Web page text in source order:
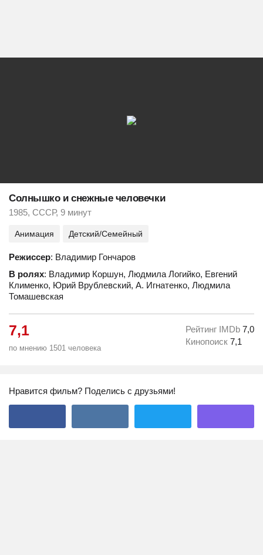
Солнышко и снежные человечки
1985, СССР, 9 минут
Анимация Детский/Семейный
Режиссер: Владимир Гончаров
В ролях: Владимир Коршун, Людмила Логийко, Евгений
Клименко, Юрий Врублевский, А. Игнатенко, Людмила
Томашевская
7,1
по мнению 1501 человека
Рейтинг IMDb 7,0
Кинопоиск 7,1
Нравится фильм? Поделись с друзьями!